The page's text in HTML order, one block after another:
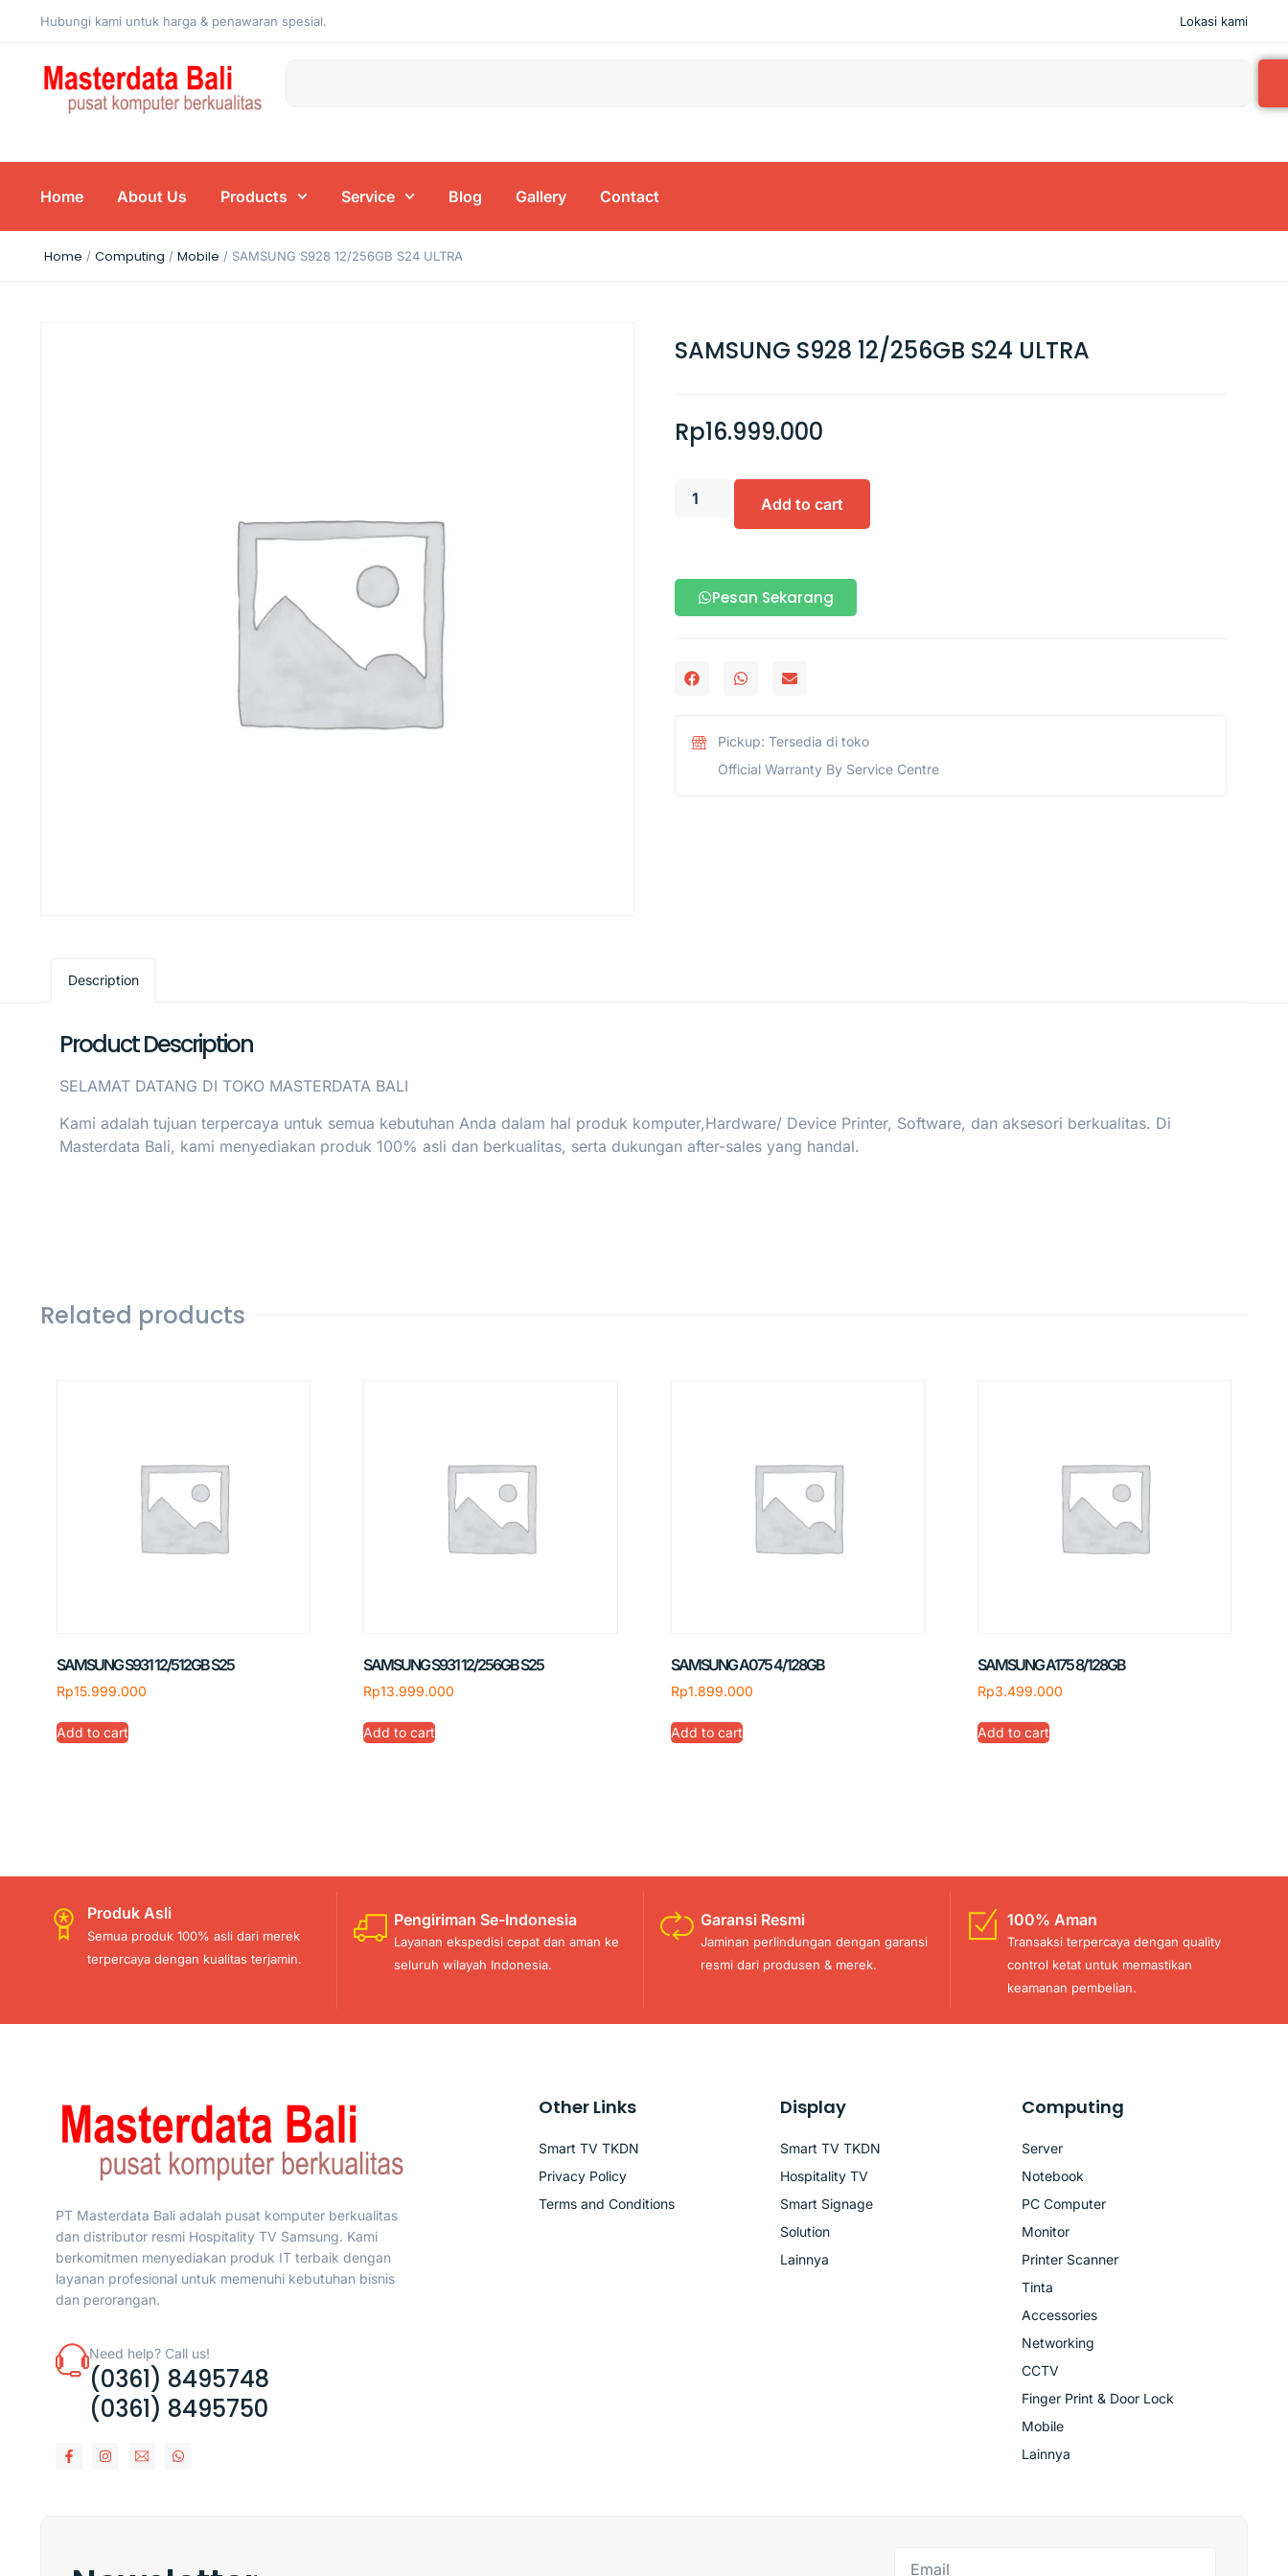
Hubungi kami untuk harga & penawaran spesial. Lokasi kami
Home About Us Products Service Blog Gallery Contact
Home / Computing / Mobile / SAMSUNG S928 12/256GB S24 ULTRA
SAMSUNG S928 12/256GB S24 ULTRA
Rp16.999.000
Add to cart
Pesan Sekarang
Pickup: Tersedia di toko
Official Warranty By Service Centre
Description
Product Description
SELAMAT DATANG DI TOKO MASTERDATA BALI
Kami adalah tujuan terpercaya untuk semua kebutuhan Anda dalam hal produk komputer,Hardware/ Device Printer, Software, dan aksesori berkualitas. Di
Masterdata Bali, kami menyediakan produk 100% asli dan berkualitas, serta dukungan after-sales yang handal.
Related products
SAMSUNG S931 12/512GB S25
Rp15.999.000
Add to cart
SAMSUNG S931 12/256GB S25
Rp13.999.000
Add to cart
SAMSUNG A075 4/128GB
Rp1.899.000
Add to cart
SAMSUNG A175 8/128GB
Rp3.499.000
Add to cart
Produk Asli
Semua produk 100% asli dari merek
terpercaya dengan kualitas terjamin.
Pengiriman Se-Indonesia
Layanan ekspedisi cepat dan aman ke
seluruh wilayah Indonesia.
Garansi Resmi
Jaminan perlindungan dengan garansi
resmi dari produsen & merek.
100% Aman
Transaksi terpercaya dengan quality
control ketat untuk memastikan
keamanan pembelian.
PT Masterdata Bali adalah pusat komputer berkualitas
dan distributor resmi Hospitality TV Samsung. Kami
berkomitmen menyediakan produk IT terbaik dengan
layanan profesional untuk memenuhi kebutuhan bisnis
dan perorangan.
Need help? Call us!
(0361) 8495748
(0361) 8495750
Other Links
Smart TV TKDN
Privacy Policy
Terms and Conditions
Display
Smart TV TKDN
Hospitality TV
Smart Signage
Solution
Lainnya
Computing
Server
Notebook
PC Computer
Monitor
Printer Scanner
Tinta
Accessories
Networking
CCTV
Finger Print & Door Lock
Mobile
Lainnya